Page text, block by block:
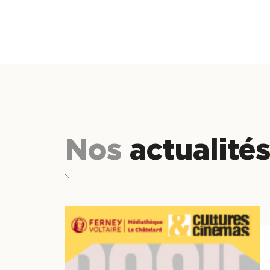
Nos actualités